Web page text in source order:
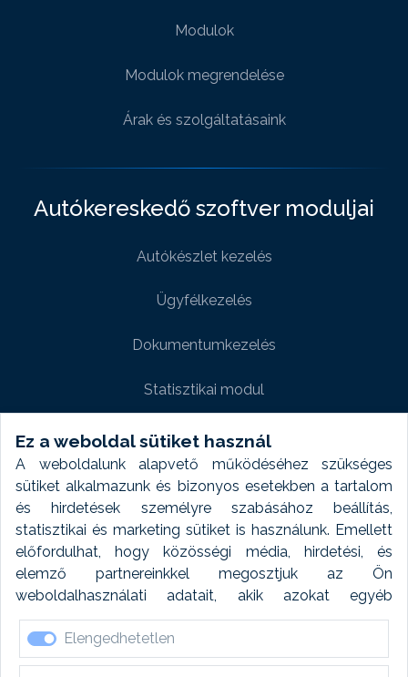
Ez a weboldal sütiket használ
A weboldalunk alapvető működéséhez szükséges
sütiket alkalmazunk és bizonyos esetekben a tartalom
és hirdetések személyre szabásához beállítás,
statisztikai és marketing sütiket is használunk. Emellett
előfordulhat, hogy közösségi média, hirdetési, és
elemző partnereinkkel megosztjuk az Ön
weboldalhasználati adatait, akik azokat egyéb
forrásokból gyűjtött adatokkal kombinálhatják. A sütik
elfogadásával kapcsolatosan naplózást végzünk és
ezen adatokat 6 hónap után automatikusan töröljük. A
Elengedhetetlen
Modulok
Modulok megrendelése
Árak és szolgáltatásaink
Autókereskedő szoftver moduljai
Autókészlet kezelés
Ügyfélkezelés
Dokumentumkezelés
Statisztikai modul
Weboldal modul
Fényképtár extra modul
Autómosó modul
Feladatütemezés